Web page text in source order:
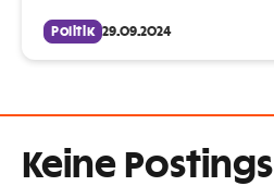
Politik 29.09.2024
Keine Postings